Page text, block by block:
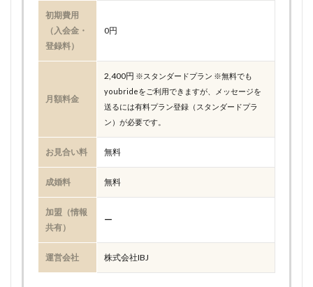
初期費用
（入会金・
登録料）
0円
月額料金
2,400円 ※スタンダードプラン ※無料でも
youbrideをご利用できますが、メッセージを
送るには有料プラン登録（スタンダードプラ
ン）が必要です。
お見合い料 無料
成婚料 無料
加盟（情報
共有）
ー
運営会社 株式会社IBJ